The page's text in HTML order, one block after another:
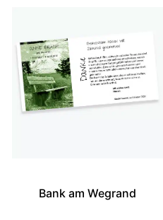
Bank am Wegrand